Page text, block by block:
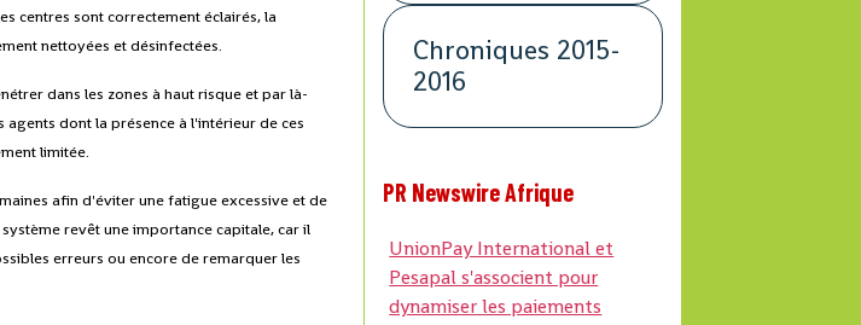
centres sont correctement éclairés, la
nettoyées et désinfectées.
dans les zones à haut risque et par là-
dont la présence à l'intérieur de ces
limitée.
afin d'éviter une fatigue excessive et de
revêt une importance capitale, car il
erreurs ou encore de remarquer les
Chroniques 2015-
2016
PR Newswire Afrique
UnionPay International et
Pesapal s'associent pour
dynamiser les paiements